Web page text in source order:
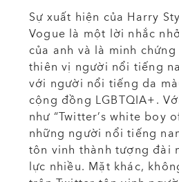
Sự xuất hiện của Harry
Vogue là một lời nhắc
của anh và là minh
thiên vị người nổi tiếng
với người nổi tiếng da
cộng đồng LGBTQIA+.
như “Twitter’s white boy
những người nổi tiếng
tôn vinh thành tượng đài
lực nhiều. Mặt khác,